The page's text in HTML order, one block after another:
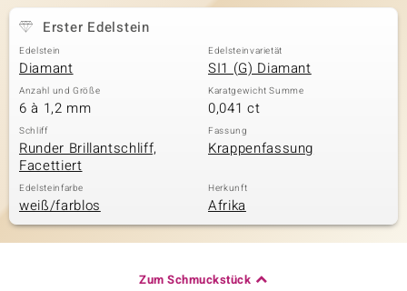
Erster Edelstein
Edelstein
Diamant
Edelsteinvarietät
SI1 (G) Diamant
Anzahl und Größe
6 à 1,2 mm
Karatgewicht Summe
0,041 ct
Schliff
Runder Brillantschliff,
Facettiert
Fassung
Krappenfassung
Edelsteinfarbe
weiß/farblos
Herkunft
Afrika
Zum Schmuckstück